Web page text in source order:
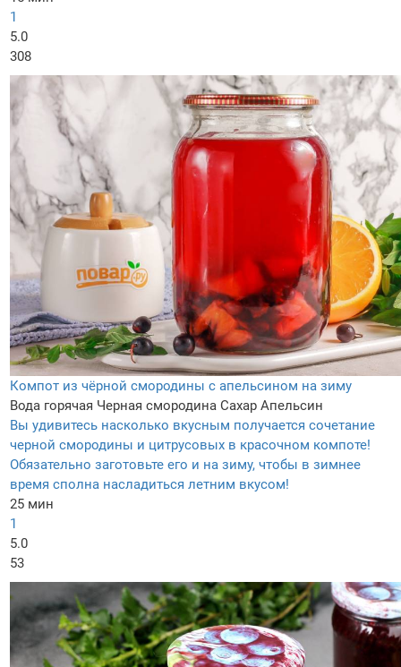
1
5.0
308
Компот из чёрной смородины с апельсином на зиму
Вода горячая Черная смородина Сахар Апельсин
Вы удивитесь насколько вкусным получается сочетание
черной смородины и цитрусовых в красочном компоте!
Обязательно заготовьте его и на зиму, чтобы в зимнее
время сполна насладиться летним вкусом!
25 мин
1
5.0
53